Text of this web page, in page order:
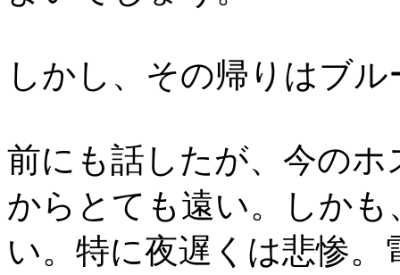
しかし、その帰りはブ
前にも話したが、今の
からとても遠い。しか
い。特に夜遅くは悲惨。